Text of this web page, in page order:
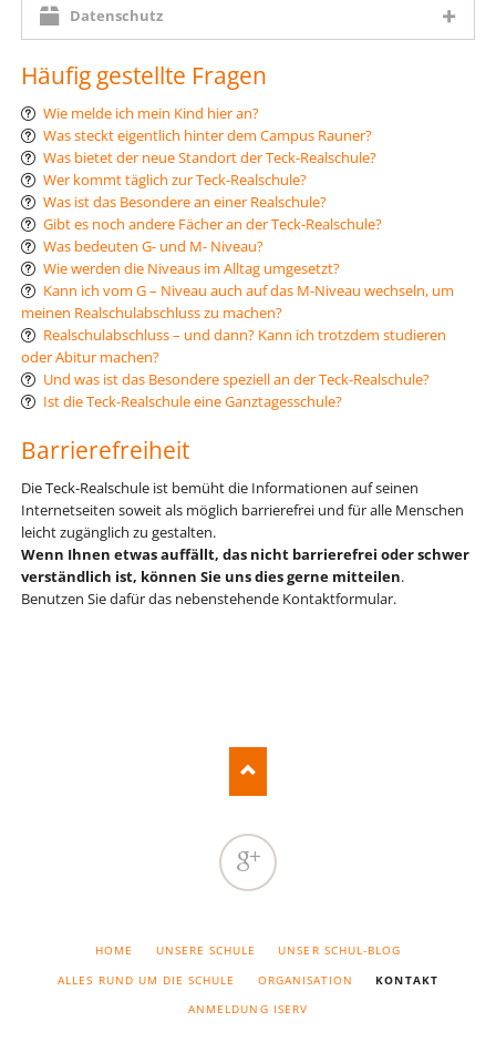
Datenschutz
Häufig gestellte Fragen
Wie melde ich mein Kind hier an?
Was steckt eigentlich hinter dem Campus Rauner?
Was bietet der neue Standort der Teck-Realschule?
Wer kommt täglich zur Teck-Realschule?
Was ist das Besondere an einer Realschule?
Gibt es noch andere Fächer an der Teck-Realschule?
Was bedeuten G- und M- Niveau?
Wie werden die Niveaus im Alltag umgesetzt?
Kann ich vom G – Niveau auch auf das M-Niveau wechseln, um
meinen Realschulabschluss zu machen?
Realschulabschluss – und dann? Kann ich trotzdem studieren
oder Abitur machen?
Und was ist das Besondere speziell an der Teck-Realschule?
Ist die Teck-Realschule eine Ganztagesschule?
Barrierefreiheit
Die Teck-Realschule ist bemüht die Informationen auf seinen
Internetseiten soweit als möglich barrierefrei und für alle Menschen
leicht zugänglich zu gestalten.
Wenn Ihnen etwas auffällt, das nicht barrierefrei oder schwer
verständlich ist, können Sie uns dies gerne mitteilen.
Benutzen Sie dafür das nebenstehende Kontaktformular.
NAVIGATION
HOME UNSERE SCHULE
UNSER SCHUL-BLOG
ALLES RUND UM DIE SCHULE
ORGANISATION
KONTAKT
ANMELDUNG ISERV